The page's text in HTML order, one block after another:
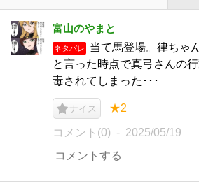
富山のやまと
ネタバレ
当て馬登場。律ちゃ
と言った時点で真弓さんの
毒されてしまった･･･
ナイス ★2
コメント(0) 2025/05/19